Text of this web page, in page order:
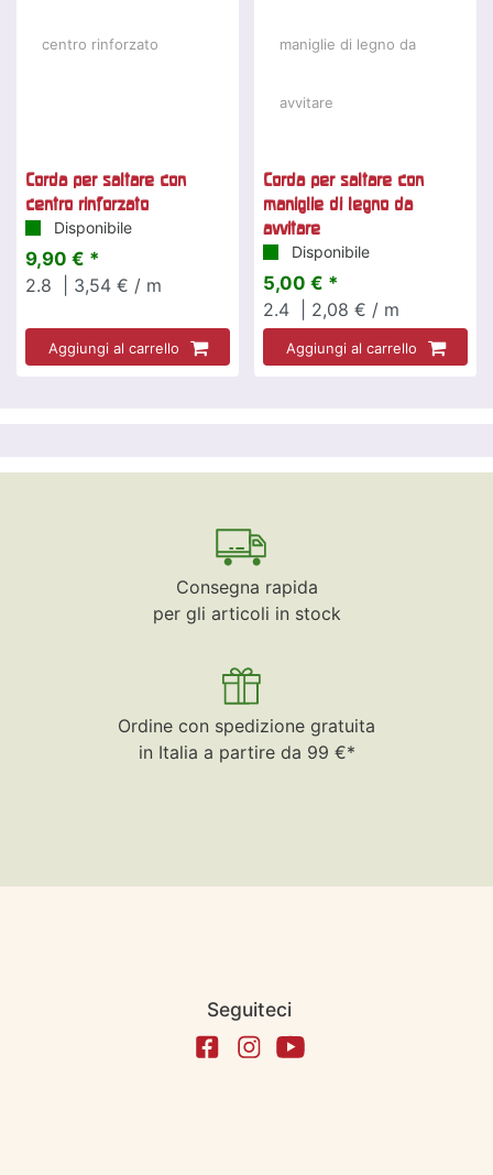
Corda per saltare con
centro rinforzato
Disponibile
9,90 € *
2.8
| 3,54 € / m
Aggiungi al carrello
Corda per saltare con
maniglie di legno da
avvitare
Disponibile
5,00 € *
2.4
| 2,08 € / m
Aggiungi al carrello
Consegna rapida
per gli articoli in stock
Ordine con spedizione gratuita
in Italia a partire da 99 €*
Seguiteci